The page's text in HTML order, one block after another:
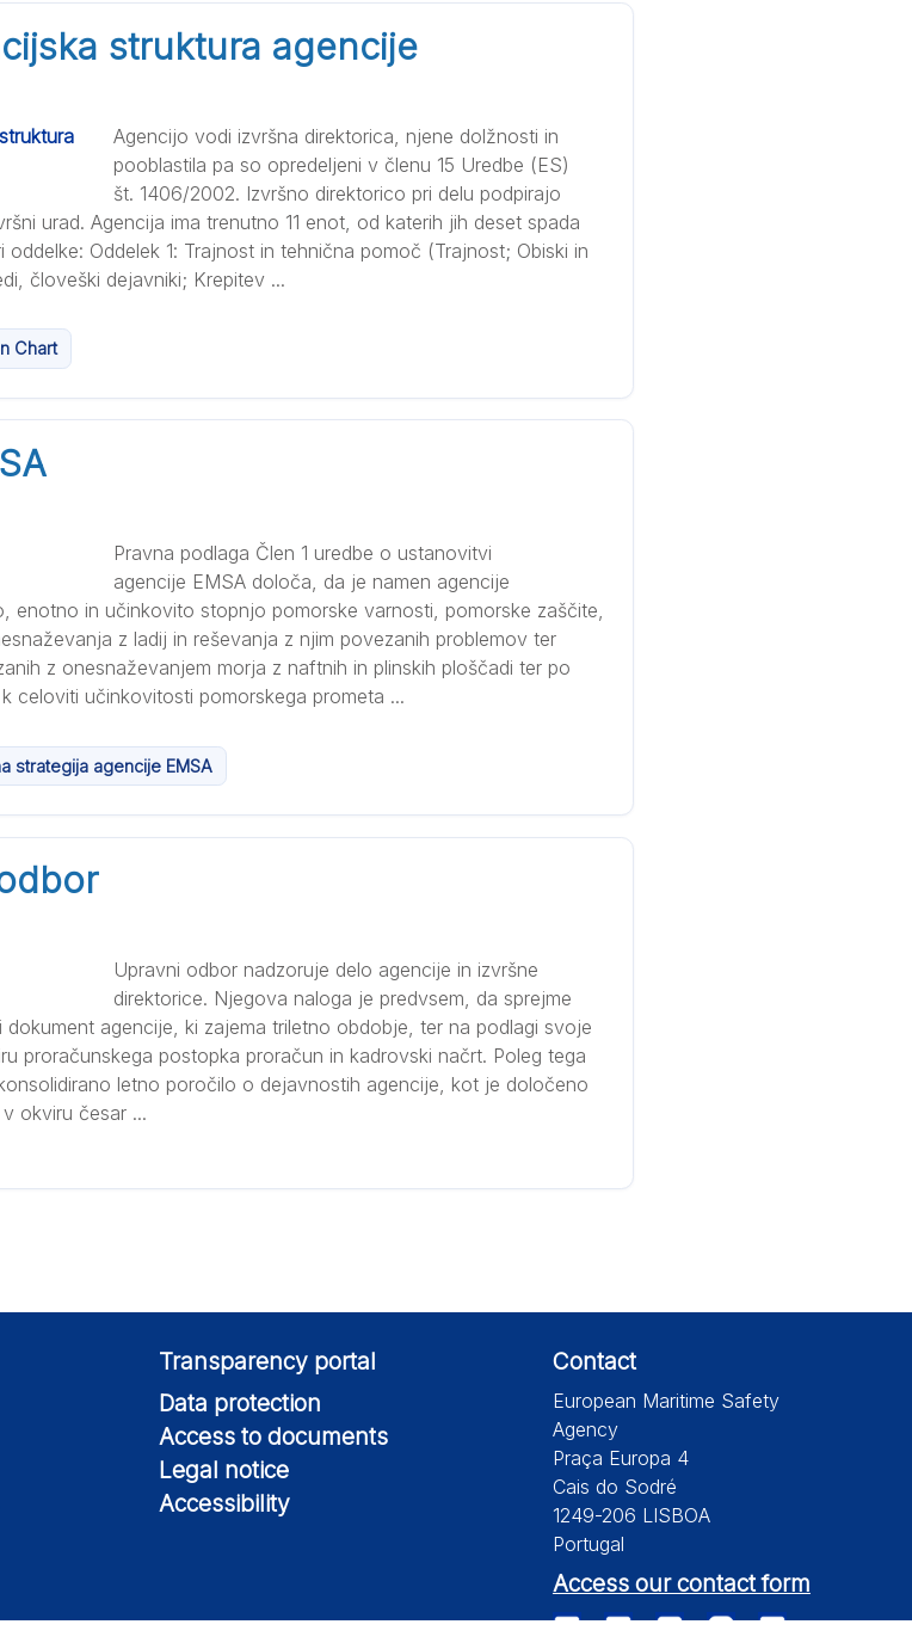
struktura agencije
Agencijo vodi izvršna direktorica, njene dolžnosti in
pooblastila pa so opredeljeni v členu 15 Uredbe (ES)
št. 1406/2002. Izvršno direktorico pri delu podpirajo
urad. Agencija ima trenutno 11 enot, od katerih jih deset spada
oddelke: Oddelek 1: Trajnost in tehnična pomoč (Trajnost; Obiski in
človeški dejavniki; Krepitev ...
Chart
Pravna podlaga Člen 1 uredbe o ustanovitvi
agencije EMSA določa, da je namen agencije
enotno in učinkovito stopnjo pomorske varnosti, pomorske zaščite,
z ladij in reševanja z njim povezanih problemov ter
z onesnaževanjem morja z naftnih in plinskih ploščadi ter po
celoviti učinkovitosti pomorskega prometa ...
strategija agencije EMSA
Upravni odbor nadzoruje delo agencije in izvršne
direktorice. Njegova naloga je predvsem, da sprejme
dokument agencije, ki zajema triletno obdobje, ter na podlagi svoje
proračunskega postopka proračun in kadrovski načrt. Poleg tega
letno poročilo o dejavnostih agencije, kot je določeno
okviru česar ...
Transparency portal
Data protection
Access to documents
Legal notice
Accessibility
Contact
European Maritime Safety
Agency
Praça Europa 4
Cais do Sodré
1249-206 LISBOA
Portugal
Access our contact form